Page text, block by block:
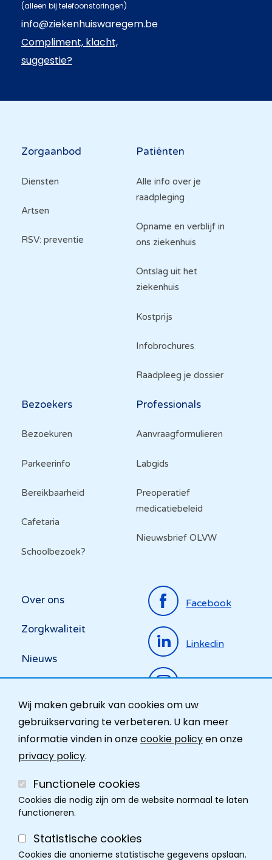
Wij maken gebruik van cookies om uw
gebruikservaring te verbeteren. U kan meer
informatie vinden in onzecookie policyen onze
privacy policy.
Functionele cookies
Cookies die nodig zijn om de website normaal te laten
functioneren.
Statistische cookies
Cookies die anonieme statistische gegevens opslaan.
(alleen bij telefoonstoringen)
info@ziekenhuiswaregem.be
Compliment, klacht,
suggestie?
Hoofdnavigatie
Zorgaanbod
Diensten
Artsen
RSV: preventie
Patiënten
Alle info over je
raadpleging
Opname en verblijf in
ons ziekenhuis
Ontslag uit het
ziekenhuis
Kostprijs
Infobrochures
Raadpleeg je dossier
Bezoekers
Bezoekuren
Parkeerinfo
Bereikbaarheid
Cafetaria
Schoolbezoek?
Professionals
Aanvraagformulieren
Labgids
Preoperatief
medicatiebeleid
Nieuwsbrief OLVW
Top
menu
Over ons
Zorgkwaliteit
Nieuws
Ombudsdienst
Facebook
Linkedin
Instagram